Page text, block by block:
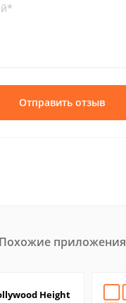
Отправить отзыв
Похожие приложения
Height